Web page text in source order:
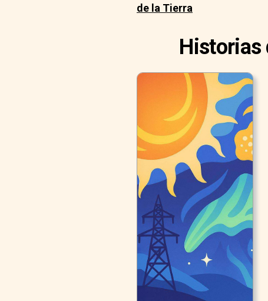
de la Tierra
Historias